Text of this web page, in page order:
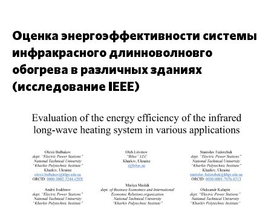
Оценка энергоэффективности системы
инфракрасного длинноволновго
обогрева в различных зданиях
(исследование IEEE)
Заказать